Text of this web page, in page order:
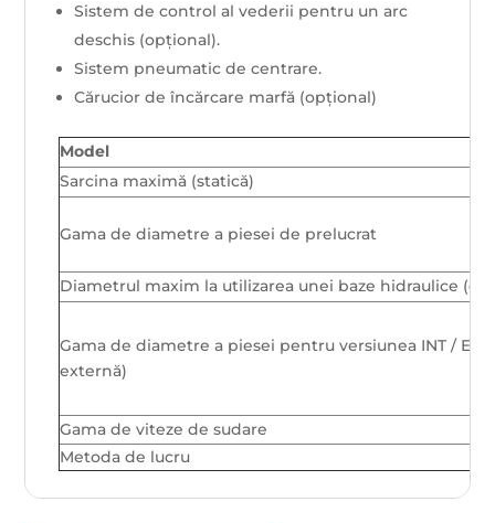
Sistem de control al vederii pentru un arc
deschis (opțional).
Sistem pneumatic de centrare.
Cărucior de încărcare marfă (opțional)
Model
Sarcina maximă (statică)
Gama de diametre a piesei de prelucrat
Diametrul maxim la utilizarea unei baze hidraulice
Gama de diametre a piesei pentru versiunea INT / EX
externă)
Gama de viteze de sudare
Metoda de lucru